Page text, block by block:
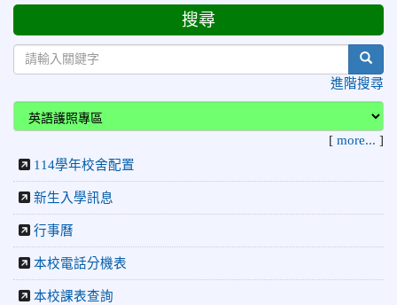
賀 本校跆拳道隊參加115年花蓮市「市長
盃」跆拳道錦標賽 榮獲佳績！
2026-06-16
榮譽
賀 本校跆拳道隊參加115年第三十三屆全
國少年跆拳道錦標賽 榮獲佳績！
2026-06-10
榮譽
2026-06-09
日盃籃球賽 榮獲季軍！
2026-06-09
齡游泳錦標賽榮獲佳績！
2026-06-02
榮譽
賀 本校跆拳道隊參加 115年花蓮縣「縣
長盃」跆拳道錦標賽暨全國少年盃花蓮縣代表隊選拔賽 榮獲
搜尋
進階搜尋
[ more... ]
114學年校舍配置
新生入學訊息
行事曆
本校電話分機表
本校課表查詢